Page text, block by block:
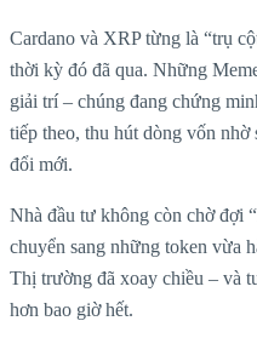
Cardano và XRP từng là “trụ
thời kỳ đó đã qua. Những
giải trí – chúng đang chứng
tiếp theo, thu hút dòng vốn nhờ
đổi mới.
Nhà đầu tư không còn chờ đợi
chuyển sang những token vừa
Thị trường đã xoay chiều – và
hơn bao giờ hết.